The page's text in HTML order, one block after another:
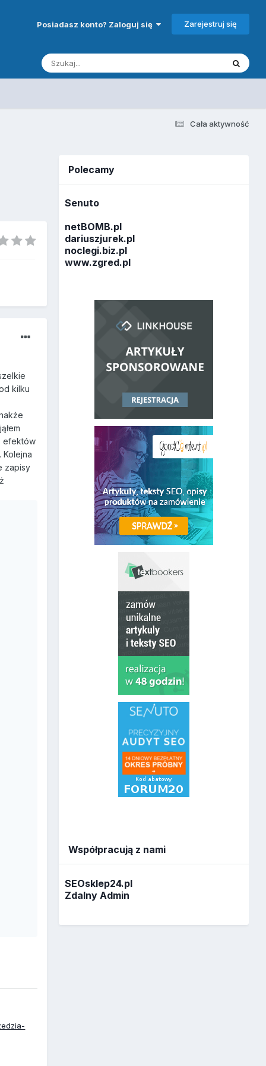
Posiadasz konto? Zaloguj się Zarejestruj się
Cała aktywność
kilku
efektów
Kolejna
zapisy
Polecamy
Senuto
netBOMB.pl
dariuszjurek.pl
noclegi.biz.pl
www.zgred.pl
Współpracują z nami
SEOsklep24.pl
Zdalny Admin